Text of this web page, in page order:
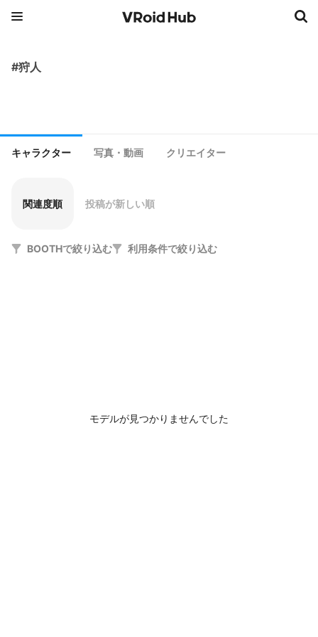
#狩人
キャラクター 写真・動画 クリエイター
関連度順 投稿が新しい順
BOOTHで絞り込む 利用条件で絞り込む
モデルが見つかりませんでした